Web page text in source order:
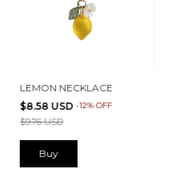
LEMON NECKLACE
$8.58 USD -12%OFF
$9.76 USD